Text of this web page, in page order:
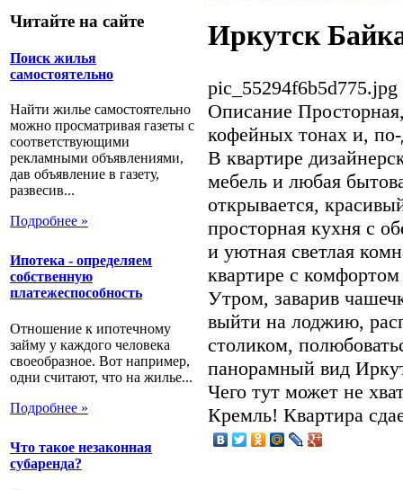
Читайте на сайте
Поиск жилья
самостоятельно
Найти жилье самостоятельно
можно просматривая газеты с
соответствующими
рекламными объявлениями,
дав объявление в газету,
развесив...
Подробнее »
Ипотека - определяем
собственную
платежеспособность
Отношение к ипотечному
займу у каждого человека
своеобразное. Вот например,
одни считают, что на жилье...
Подробнее »
Что такое незаконная
субаренда?
Иркутск
pic_55294f6b5d775.jpg
Описание
кофейных тонах и,
В квартире
мебель и любая
открывается,
просторная кухня с
и уютная светлая
квартире с комфортом
Утром, заварив
выйти на лоджию,
столиком,
панорамный вид
Чего тут может не
Кремль! Квартира